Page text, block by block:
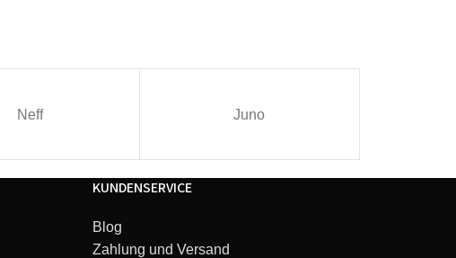
Neff Juno
KUNDENSERVICE
Blog
Zahlung und Versand